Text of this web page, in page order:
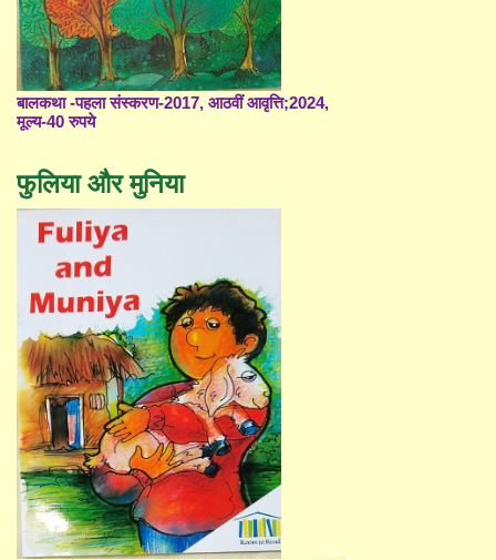
बालकथा -पहला संस्करण-2017, आठवीं आवृत्ति;2024,
मूल्य-40 रुपये
फुलिया और मुनिया